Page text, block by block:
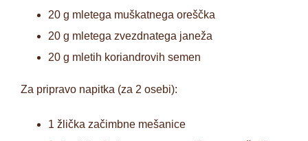
20 g mletega muškatnega oreščka
20 g mletega zvezdnatega janeža
20 g mletih koriandrovih semen
Za pripravo napitka (za 2 osebi):
1 žlička začimbne mešanice